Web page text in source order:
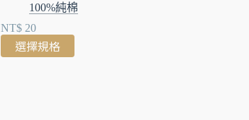
100%純棉
NT$ 20
選擇規格